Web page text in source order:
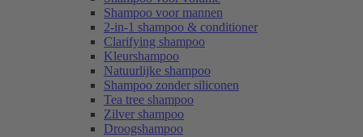
Shampoo voor mannen
2-in-1 shampoo & conditioner
Clarifying shampoo
Kleurshampoo
Natuurlijke shampoo
Shampoo zonder siliconen
Tea tree shampoo
Zilver shampoo
Droogshampoo